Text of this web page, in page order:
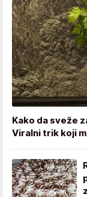
Kako da sveže
Viralni trik koji